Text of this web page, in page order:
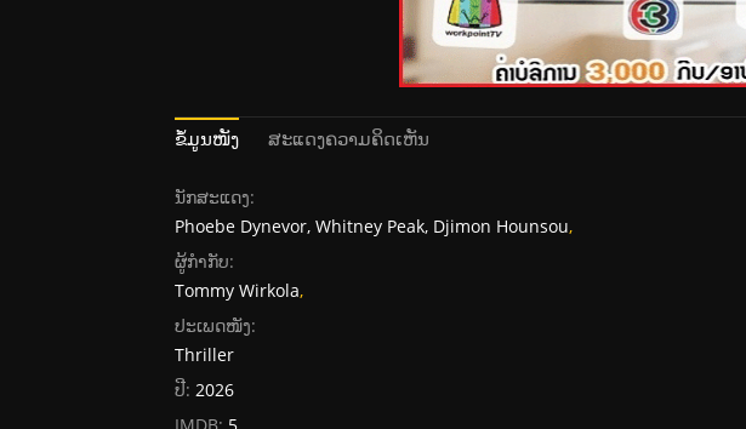
ຂໍ້ມູນໜັງ ສະແດງຄວາມຄິດເຫັນ
ນັກສະແດງ:
Phoebe Dynevor, Whitney Peak, Djimon Hounsou,
ຜູ້ກໍາກັບ:
Tommy Wirkola,
ປະເພດໜັງ:
Thriller
ປີ: 2026
IMDB: 5